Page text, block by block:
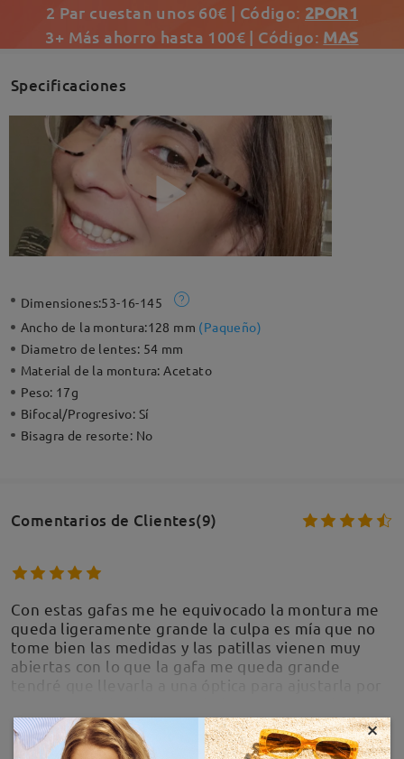
2 Par cuestan unos 60€ | Código: 2POR1
3+ Más ahorro hasta 100€ | Código: MAS
Specificaciones
Dimensiones:53-16-145
Ancho de la montura:128 mm (Paqueño)
Diametro de lentes: 54 mm
Material de la montura:Acetato
Peso: 17g
Bifocal/Progresivo: Sí
Bisagra de resorte: No
Comentarios de Clientes(9)
Con estas gafas me he equivocado la montura me
queda ligeramente grande la culpa es mía que no
tome bien las medidas y las patillas vienen muy
abiertas con lo que la gafa me queda grande
reflejante hace que los cristales me sean
incómodos ya que me reflejan el diseño de la
MOSTRAR MÁS ×